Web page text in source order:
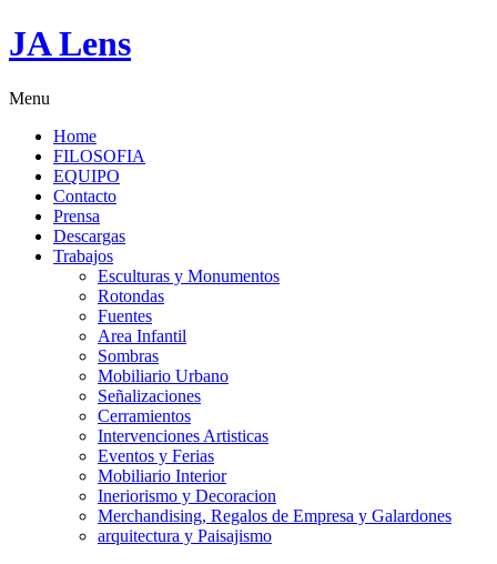
JA Lens
Menu
Home
FILOSOFIA
EQUIPO
Contacto
Prensa
Descargas
Trabajos
Esculturas y Monumentos
Rotondas
Fuentes
Area Infantil
Sombras
Mobiliario Urbano
Señalizaciones
Cerramientos
Intervenciones Artisticas
Eventos y Ferias
Mobiliario Interior
Ineriorismo y Decoracion
Merchandising, Regalos de Empresa y Galardones
arquitectura y Paisajismo